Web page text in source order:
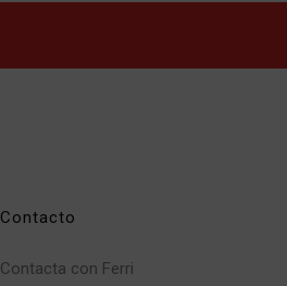
Contacto
Contacta con Ferri